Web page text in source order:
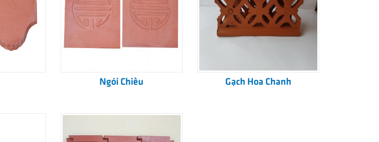
Ngói Chiếu Gạch Hoa Chanh